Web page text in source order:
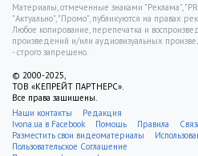
Материалы, отмеченные знаками "Реклама",
"Актуально", "Промо", публикуются на правах
Любое копирование, перепечатка и
произведений и/или аудиовизуальных
- строго запрещено.
© 2000-2025,
ТОВ «КЕПРЕЙТ ПАРТНЕРС».
Все права защищены.
Наши контакты
Редакция
Ivona.ua в Facebook
Помощь Правила
Разместить свои видеоматериалы
Пользовательское Соглашение